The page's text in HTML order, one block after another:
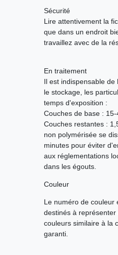
Sécurité
Lire attentivement la
que dans un endroit
travaillez avec de la
En traitement
Il est indispensable
le stockage, les
temps d'exposition :
Couches de base : 15-
Couches restantes :
non polymérisée se
minutes pour éviter
aux réglementations
dans les égouts.
Couleur
Le numéro de couleur
destinés à
couleurs similaire à la
garanti.